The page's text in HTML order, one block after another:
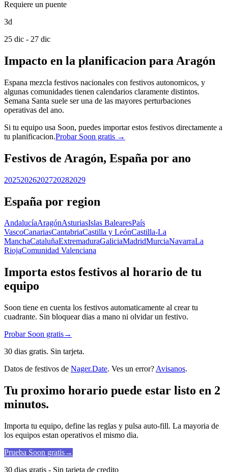
Requiere un puente
3d
25 dic - 27 dic
Impacto en la planificacion para Aragón
Espana mezcla festivos nacionales con festivos autonomicos, y
algunas comunidades tienen calendarios claramente distintos.
Semana Santa suele ser una de las mayores perturbaciones
operativas del ano.
Si tu equipo usa Soon, puedes importar estos festivos directamente a
tu planificacion.Probar Soon gratis →
Festivos de Aragón, España por ano
20252026202720282029
España por region
AndalucíaAragónAsturiasIslas BalearesPaís
VascoCanariasCantabriaCastilla y LeónCastilla-La
ManchaCataluñaExtremaduraGaliciaMadridMurciaNavarraLa
RiojaComunidad Valenciana
Importa estos festivos al horario de tu
equipo
Soon tiene en cuenta los festivos automaticamente al crear tu
cuadrante. Sin bloquear dias a mano ni olvidar un festivo.
Probar Soon gratis→
30 dias gratis. Sin tarjeta.
Datos de festivos de Nager.Date. Ves un error? Avisanos.
Tu proximo horario puede estar listo en 2
minutos.
Importa tu equipo, define las reglas y pulsa auto-fill. La mayoria de
los equipos estan operativos el mismo dia.
Prueba Soon gratis→
30 dias gratis - Sin tarjeta de credito